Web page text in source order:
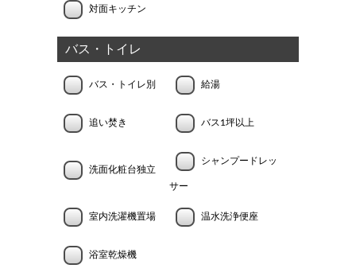
対面キッチン
バス・トイレ
バス・トイレ別 給湯
追い焚き バス1坪以上
洗面化粧台独立
シャンプードレッ
サー
室内洗濯機置場 温水洗浄便座
浴室乾燥機